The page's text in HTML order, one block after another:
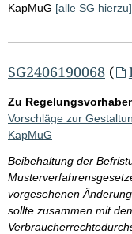
KapMuG [alle SG hierzu]
SG2406190068 (
Zu
Vorschläge zur
KapMuG
Beibehaltung der
vorgesehenen
sollte zusammen mit